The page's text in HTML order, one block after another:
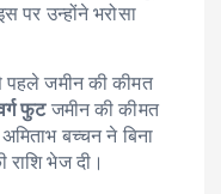
पर उन्होंने भरोसा
पहले जमीन की कीमत
फुटजमीन की कीमत
बच्चन ने बिना
राशि भेज दी।